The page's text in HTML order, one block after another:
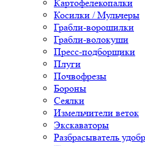
Картофелекопалки
Косилки / Мульчеры
Грабли-ворошилки
Грабли-волокуши
Пресс-подборщики
Плуги
Почвофрезы
Бороны
Сеялки
Измельчители веток
Экскаваторы
Разбрасыватель